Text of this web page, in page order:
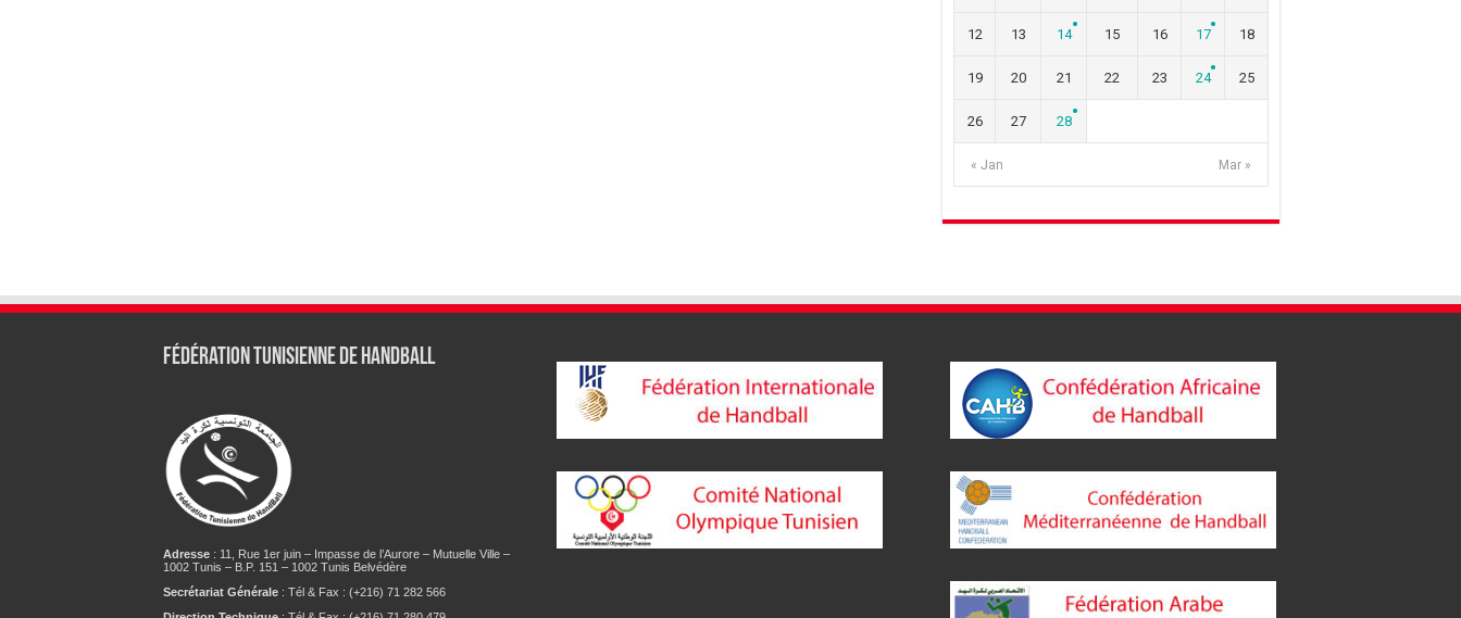
« Jan Mar »
12 13 14 15 16 17 18
19 20 21 22 23 24 25
26 27 28
Fédération tunisienne de Handball
Adresse: 11, Rue 1er juin – Impasse de l’Aurore – Mutuelle Ville –
1002 Tunis – B.P. 151 – 1002 Tunis Belvédère
Secrétariat Générale: Tél & Fax : (+216) 71 282 566